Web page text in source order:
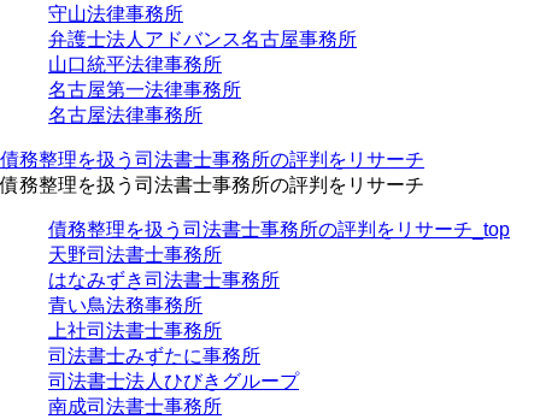
守山法律事務所
弁護士法人アドバンス名古屋事務所
山口統平法律事務所
名古屋第一法律事務所
名古屋法律事務所
債務整理を扱う司法書士事務所の評判をリサーチ
債務整理を扱う司法書士事務所の評判をリサーチ
債務整理を扱う司法書士事務所の評判をリサーチ_top
天野司法書士事務所
はなみずき司法書士事務所
青い鳥法務事務所
上社司法書士事務所
司法書士みずたに事務所
司法書士法人ひびきグループ
南成司法書士事務所